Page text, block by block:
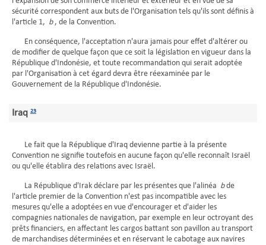
sécurité correspondent aux buts de l'Organisation tels qu'ils sont définis à
l'article 1, b, de la Convention.
En conséquence, l'acceptation n'aura jamais pour effet d'altérer ou
de modifier de quelque façon que ce soit la législation en vigueur dans la
République d'Indonésie, et toute recommandation qui serait adoptée
par l'Organisation à cet égard devra être réexaminée par le
Gouvernement de la République d'Indonésie.
Iraq 23
Le fait que la République d'Iraq devienne partie à la présente
Convention ne signifie toutefois en aucune façon qu'elle reconnaît Israël
ou qu'elle établira des relations avec Israël.
La République d'Irak déclare par les présentes que l'alinéa bde
l'article premier de la Convention n'est pas incompatible avec les
mesures qu'elle a adoptées en vue d'encourager et d'aider les
compagnies nationales de navigation, par exemple en leur octroyant des
prêts financiers, en affectant les cargos battant son pavillon au transport
de marchandises déterminées et en réservant le cabotage aux navires